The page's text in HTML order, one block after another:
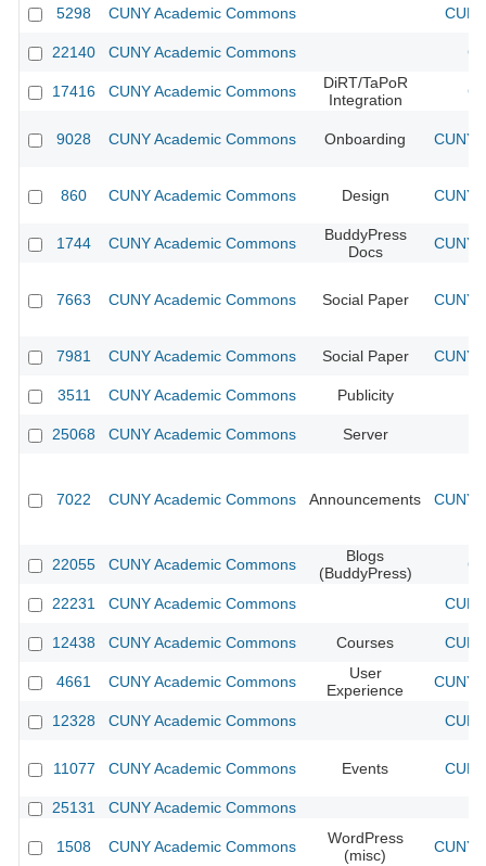
5298 CUNY Academic Commons
22140 CUNY Academic Commons
17416 CUNY Academic Commons
DiRT/TaPoR
Integration
9028 CUNY Academic Commons Onboarding CUNY
860 CUNY Academic Commons Design CUNY
1744 CUNY Academic Commons
BuddyPress
Docs
CUNY
7663 CUNY Academic Commons Social Paper CUNY
7981 CUNY Academic Commons Social Paper CUNY
3511 CUNY Academic Commons Publicity
25068 CUNY Academic Commons Server
7022 CUNY Academic Commons Announcements CUNY
22055 CUNY Academic Commons
Blogs
(BuddyPress)
22231 CUNY Academic Commons
12438 CUNY Academic Commons Courses
4661 CUNY Academic Commons
User
Experience
CUNY
12328 CUNY Academic Commons
11077 CUNY Academic Commons Events
25131 CUNY Academic Commons
1508 CUNY Academic Commons
WordPress
(misc)
CUNY